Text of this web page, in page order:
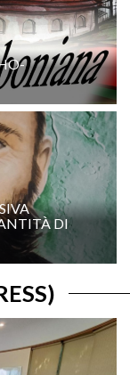
CURIA - (NOTIZIE-
DE
HOMILIAS PARA O
XIX DOMINGO
A): “ORDENA-